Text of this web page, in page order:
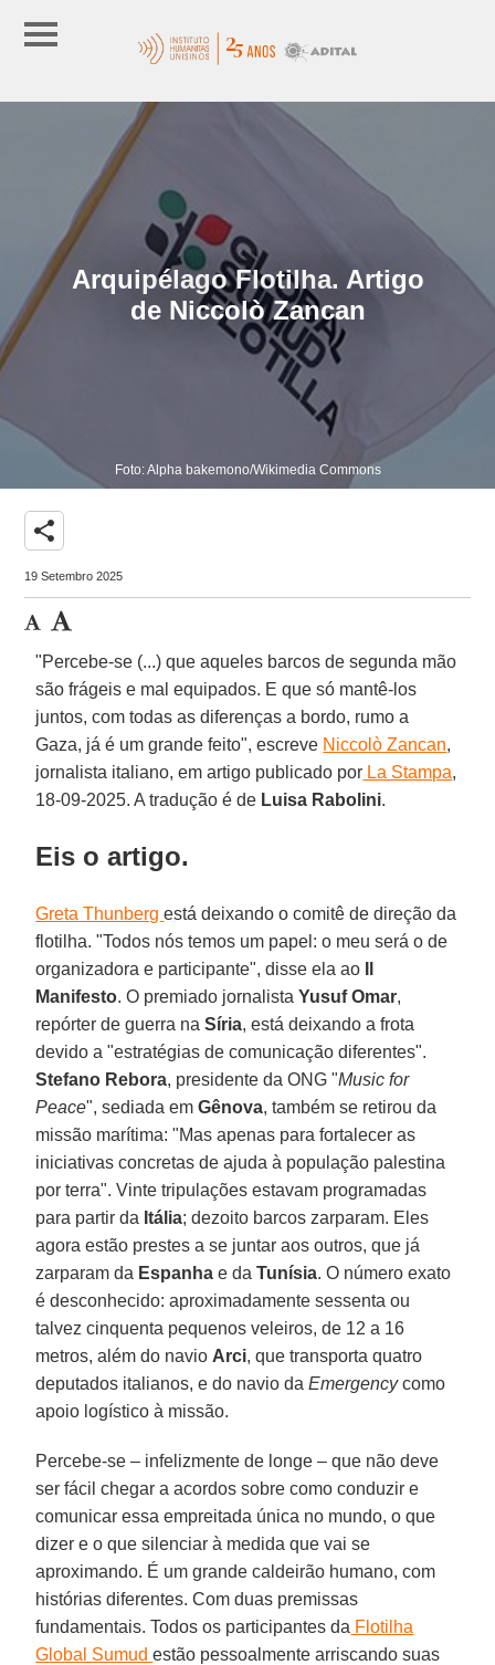
Arquipélago Flotilha. Artigo
de Niccolò Zancan
Foto: Alpha bakemono/Wikimedia Commons
share
19 Setembro 2025
"Percebe-se (...) que aqueles barcos de segunda mão
são frágeis e mal equipados. E que só mantê-los
juntos, com todas as diferenças a bordo, rumo a
Gaza, já é um grande feito", escreve Niccolò Zancan,
jornalista italiano, em artigo publicado por La Stampa,
18-09-2025. A tradução é de Luisa Rabolini.
Eis o artigo.
Greta Thunbergestá deixando o comitê de direção da
flotilha. "Todos nós temos um papel: o meu será o de
organizadora e participante", disse ela ao
Manifesto. O premiado jornalistaYusuf Omar,
repórter de guerra naSíria, está deixando a frota
devido a "estratégias de comunicação diferentes".
Stefano Rebora, presidente da ONG "Music for
Peace", sediada emGênova, também se retirou da
missão marítima: "Mas apenas para fortalecer as
iniciativas concretas de ajuda à população palestina
por terra". Vinte tripulações estavam programadas
para partir da Itália; dezoito barcos zarparam. Eles
agora estão prestes a se juntar aos outros, que já
zarparam da Espanha e daTunísia. O número exato
é desconhecido: aproximadamente sessenta ou
talvez cinquenta pequenos veleiros, de 12 a 16
metros, além do navio Arci, que transporta quatro
deputados italianos, e do navio daEmergencycomo
apoio logístico à missão.
Percebe-se – infelizmente de longe – que não deve
ser fácil chegar a acordos sobre como conduzir e
comunicar essa empreitada única no mundo, o que
dizer e o que silenciar à medida que vai se
aproximando. É um grande caldeirão humano, com
histórias diferentes. Com duas premissas
fundamentais. Todos os participantes da Flotilha
Global Sumudestão pessoalmente arriscando suas